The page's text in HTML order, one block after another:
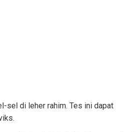
sel di leher rahim. Tes ini dapat